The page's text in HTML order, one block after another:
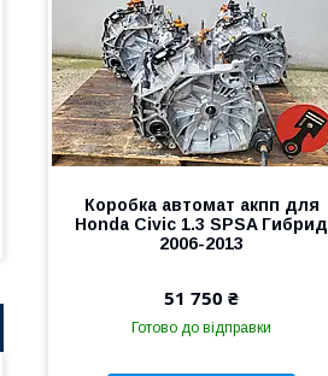
Коробка автомат акпп для
Honda Civic 1.3 SPSA Гибрид
2006-2013
51 750 ₴
Готово до відправки